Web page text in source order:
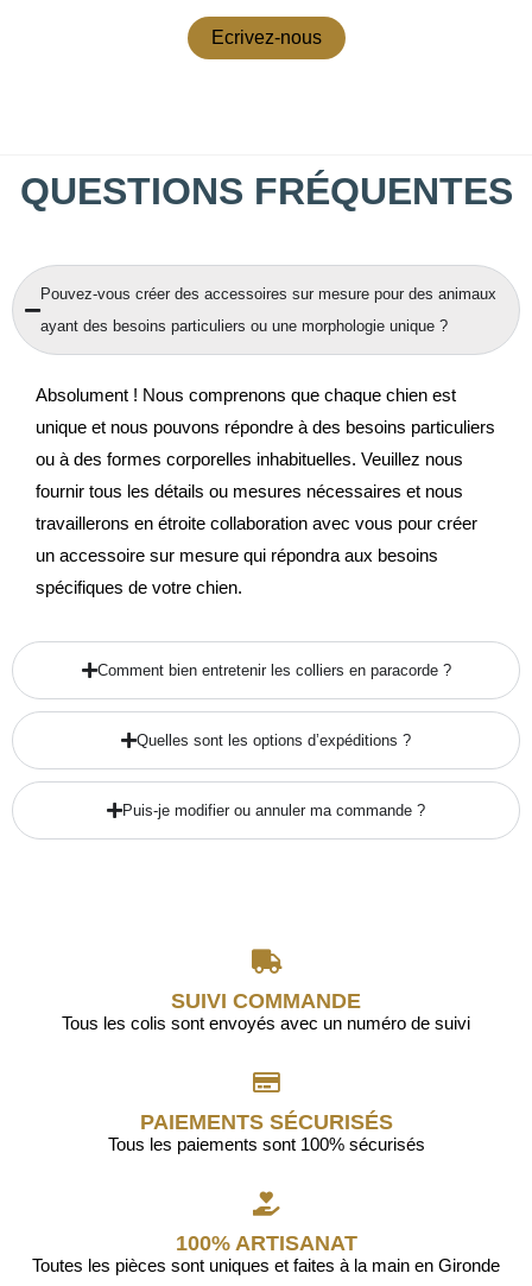
Ecrivez-nous
QUESTIONS FRÉQUENTES
Pouvez-vous créer des accessoires sur mesure pour des animaux
ayant des besoins particuliers ou une morphologie unique ?
Absolument ! Nous comprenons que chaque chien est
unique et nous pouvons répondre à des besoins particuliers
ou à des formes corporelles inhabituelles. Veuillez nous
fournir tous les détails ou mesures nécessaires et nous
travaillerons en étroite collaboration avec vous pour créer
un accessoire sur mesure qui répondra aux besoins
spécifiques de votre chien.
Comment bien entretenir les colliers en paracorde ?
Quelles sont les options d’expéditions ?
Puis-je modifier ou annuler ma commande ?
SUIVI COMMANDE
Tous les colis sont envoyés avec un numéro de suivi
PAIEMENTS SÉCURISÉS
Tous les paiements sont 100% sécurisés
100% ARTISANAT
Toutes les pièces sont uniques et faites à la main en Gironde